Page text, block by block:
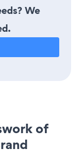
We
of